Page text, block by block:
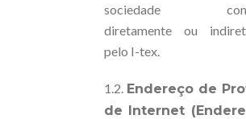
sociedade
diretamente ou
pelo I-tex.
1.2. Endereço de
de Internet